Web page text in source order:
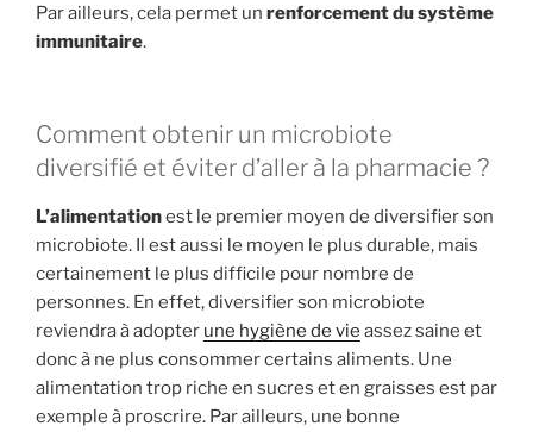
Par ailleurs, cela permet un renforcement du système
immunitaire.
Comment obtenir un microbiote
diversifié et éviter d’aller à la pharmacie ?
L’alimentationest le premier moyen de diversifier son
microbiote. Il est aussi le moyen le plus durable, mais
certainement le plus difficile pour nombre de
personnes. En effet, diversifier son microbiote
reviendra à adopter une hygiène de vie assez saine et
donc à ne plus consommer certains aliments. Une
alimentation trop riche en sucres et en graisses est par
exemple à proscrire. Par ailleurs, une bonne